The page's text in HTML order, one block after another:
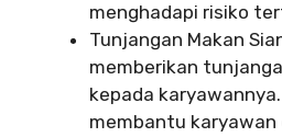
menghadapi risiko
Tunjangan Makan
memberikan
kepada
membantu karyawan